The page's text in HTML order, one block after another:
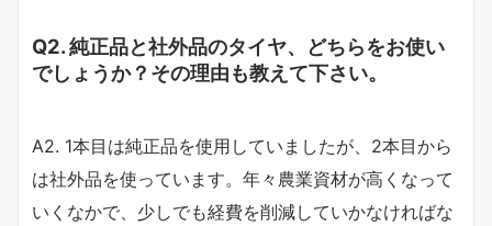
Q2. 純正品と社外品のタイヤ、どちらをお使い
でしょうか？その理由も教えて下さい。
A2. 1本目は純正品を使用していましたが、2本目から
は社外品を使っています。年々農業資材が高くなって
いくなかで、少しでも経費を削減していかなければな